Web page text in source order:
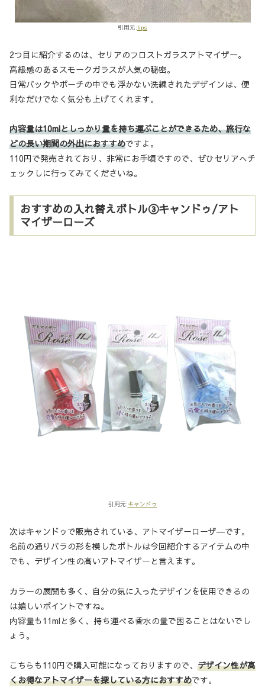
引用元:lips
2つ目に紹介するのは、セリアのフロストガラスアトマイザー。
高級感のあるスモークガラスが人気の秘密。
日常バックやポーチの中でも浮かない洗練されたデザインは、便
利なだけでなく気分も上げてくれます。
内容量は10mlとしっかり量を持ち運ぶことができるため、旅行な
どの長い期間の外出におすすめですよ。
110円で発売されており、非常にお手頃ですので、ぜひセリアへチ
ェックしに行ってみてくださいね。
おすすめの入れ替えボトル③キャンドゥ/アト
マイザーローズ
引用元:キャンドゥ
次はキャンドゥで販売されている、アトマイザーローザ―です。
名前の通りバラの形を模したボトルは今回紹介するアイテムの中
でも、デザイン性の高いアトマイザーと言えます。
カラーの展開も多く、自分の気に入ったデザインを使用できるの
は嬉しいポイントですね。
内容量も11mlと多く、持ち運べる香水の量で困ることはないでし
ょう。
こちらも110円で購入可能になっておりますので、 デザイン性が高
くお得なアトマイザーを探している方におすすめです。